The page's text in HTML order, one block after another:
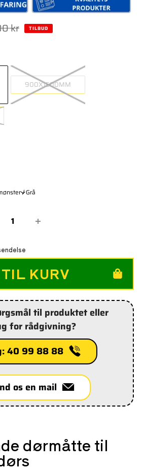
kr TILBUD
900X1500MM
KURV
til produktet eller
for rådgivning?
40 99 88 88
os en mail
dørmåtte til